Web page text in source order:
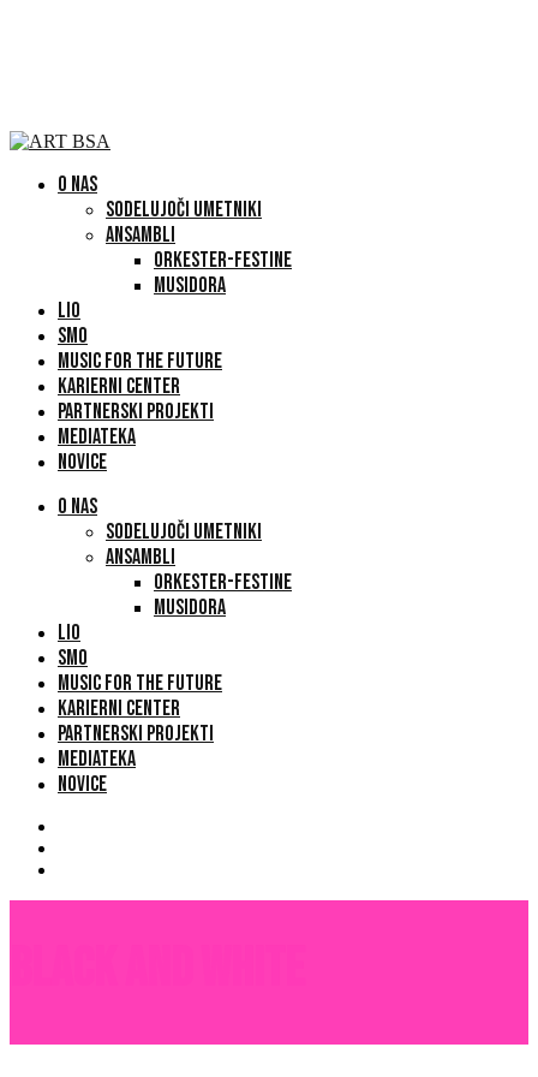
O NAS
SODELUJOČI UMETNIKI
ANSAMBLI
ORKESTER-FESTINE
MUSIDORA
LIO
SMO
MUSIC FOR THE FUTURE
KARIERNI CENTER
PARTNERSKI PROJEKTI
MEDIATEKA
NOVICE
O NAS
SODELUJOČI UMETNIKI
ANSAMBLI
ORKESTER-FESTINE
MUSIDORA
LIO
SMO
MUSIC FOR THE FUTURE
KARIERNI CENTER
PARTNERSKI PROJEKTI
MEDIATEKA
NOVICE